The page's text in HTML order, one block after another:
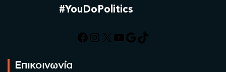
#YouDoPolitics
Facebook
Instagram
X YouTube
Google
TikTok
Επικοινωνία